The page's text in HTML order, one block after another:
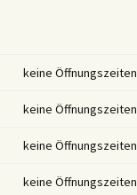
keine Öffnungszeiten
keine Öffnungszeiten
keine Öffnungszeiten
keine Öffnungszeiten